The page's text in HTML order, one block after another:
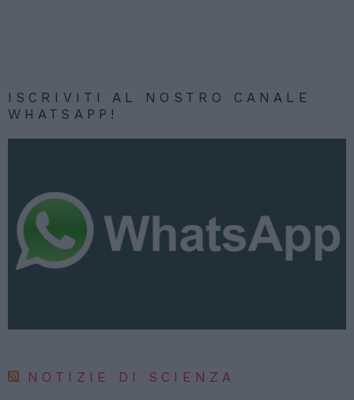
ISCRIVITI AL NOSTRO CANALE
WHATSAPP!
NOTIZIE DI SCIENZA